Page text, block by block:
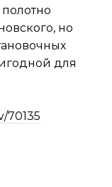
но
для
70135